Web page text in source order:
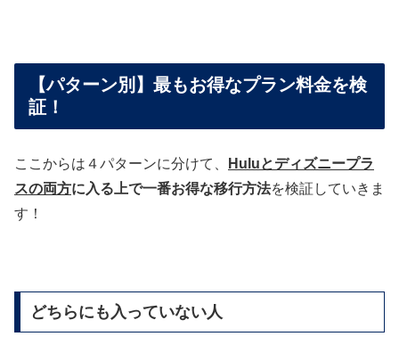
【パターン別】最もお得なプラン料金を検
証！
ここからは４パターンに分けて、
Huluとディズニープラ
スの両方に入る上で一番お得な移行方法を検証していきま
す！
どちらにも入っていない人